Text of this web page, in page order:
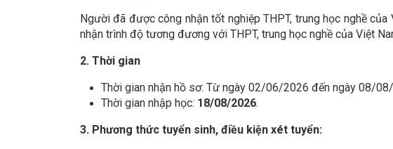
Người đã được công nhận tốt nghiệp THPT, trung học nghề
nhận trình độ tương đương với THPT, trung học nghề của Việt
2. Thời gian
Thời gian nhận hồ sơ: Từ ngày 02/06/2026 đến ngày 08/
Thời gian nhập học: 18/08/2026.
3. Phương thức tuyển sinh, điều kiện xét tuyển: